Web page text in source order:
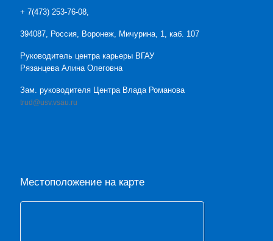
+ 7(473) 253-76-08,
394087, Россия, Воронеж, Мичурина, 1, каб. 107
Руководитель центра карьеры ВГАУ
Рязанцева Алина Олеговна
Зам. руководителя Центра Влада Романова
trud@usv.vsau.ru
Местоположение на карте